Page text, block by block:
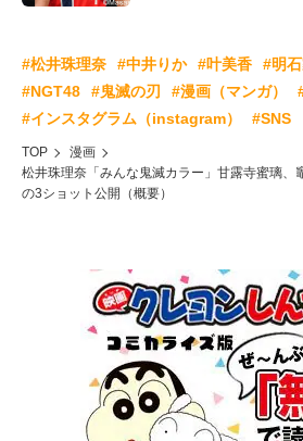
#松井珠理奈 #中井りか #叶美香 #明
#NGT48
#鬼滅の刃 #漫画（マンガ）
#インスタグラム（instagram）
#SNS
TOP
漫画
松井珠理奈「みんな鬼滅カラー」甘露寺蜜璃、
の3ショット公開（概要）